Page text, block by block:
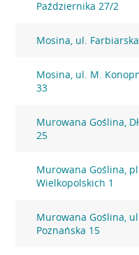
Października 27/2
Mosina, ul.
Mosina, ul. M.
33
Murowana Goślina,
25
Murowana Goślina,
Wielkopolskich 1
Murowana Goślina,
Poznańska 15